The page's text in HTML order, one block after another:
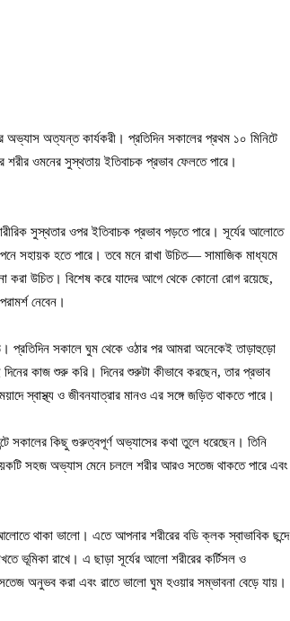
অভ্যাস অত্যন্ত কার্যকরী। প্রতিদিন সকালের প্রথম ১০ মিনিটে
ওমনের সুস্থতায় ইতিবাচক প্রভাব ফেলতে পারে।
সুস্থতার ওপর ইতিবাচক প্রভাব পড়তে পারে। সূর্যের আলোতে
সহায়ক হতে পারে। তবে মনে রাখা উচিত— সামাজিক মাধ্যমে
করা উচিত। বিশেষ করে যাদের আগে থেকে কোনো রোগ রয়েছে,
নেবেন।
প্রতিদিন সকালে ঘুম থেকে ওঠার পর আমরা অনেকেই তাড়াহুড়ো
কাজ শুরু করি। দিনের শুরুটা কীভাবে করছেন, তার প্রভাব
স্বাস্থ্য ও জীবনযাত্রার মানও এর সঙ্গে জড়িত থাকতে পারে।
সকালের কিছু গুরুত্বপূর্ণ অভ্যাসের কথা তুলে ধরেছেন। তিনি
সহজ অভ্যাস মেনে চললে শরীর আরও সতেজ থাকতে পারে এবং
থাকা ভালো। এতে আপনার শরীরের বডি ক্লক স্বাভাবিক ছন্দে
ভূমিকা রাখে। এ ছাড়া সূর্যের আলো শরীরের কর্টিসল ও
অনুভব করা এবং রাতে ভালো ঘুম হওয়ার সম্ভাবনা বেড়ে যায়।